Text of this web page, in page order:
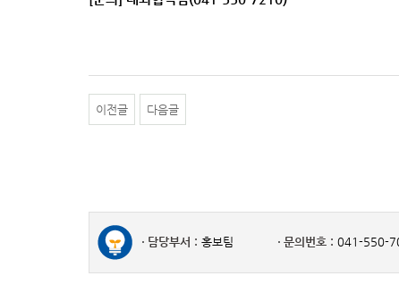
이전글 다음글
담당부서 : 홍보팀 문의번호 : 041-550-